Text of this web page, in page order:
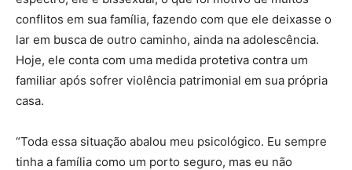
conflitos em sua família, fazendo com que ele deixasse o
lar em busca de outro caminho, ainda na adolescência.
Hoje, ele conta com uma medida protetiva contra um
familiar após sofrer violência patrimonial em sua própria
casa.
“Toda essa situação abalou meu psicológico. Eu sempre
tinha a família como um porto seguro, mas eu não